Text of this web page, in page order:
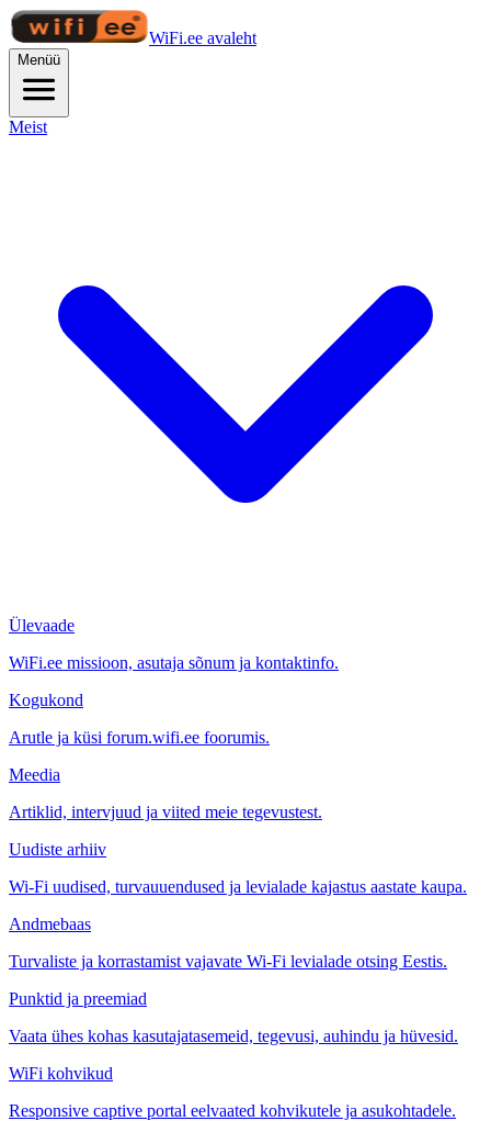
WiFi.ee avaleht
Menüü
Meist
Ülevaade
WiFi.ee missioon, asutaja sõnum ja kontaktinfo.
Kogukond
Arutle ja küsi forum.wifi.ee foorumis.
Meedia
Artiklid, intervjuud ja viited meie tegevustest.
Uudiste arhiiv
Wi-Fi uudised, turvauuendused ja levialade kajastus aastate kaupa.
Andmebaas
Turvaliste ja korrastamist vajavate Wi-Fi levialade otsing Eestis.
Punktid ja preemiad
Vaata ühes kohas kasutajatasemeid, tegevusi, auhindu ja hüvesid.
WiFi kohvikud
Responsive captive portal eelvaated kohvikutele ja asukohtadele.